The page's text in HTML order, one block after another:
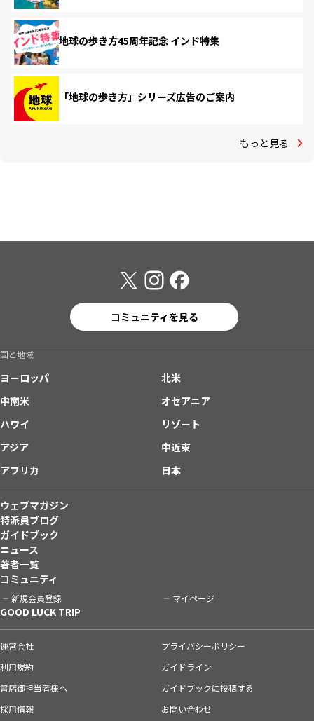
地球の歩き方45周年記念 インド特集
「地球の歩き方」シリーズ広告のご案内
もっと見る
コミュニティを見る
国と地域
ヨーロッパ
北米
中南米
オセアニア
ハワイ
リゾート
アジア
中近東
アフリカ
日本
ウェブマガジン
特派員ブログ
ガイドブック
ニュース
著者一覧
コミュニティ
新規会員登録 マイページ
GOOD LUCK TRIP
運営会社
プライバシーポリシー
利用規約
ガイドライン
書店御担当者様へ
ガイドブックに投稿する
採用情報
お問い合わせ